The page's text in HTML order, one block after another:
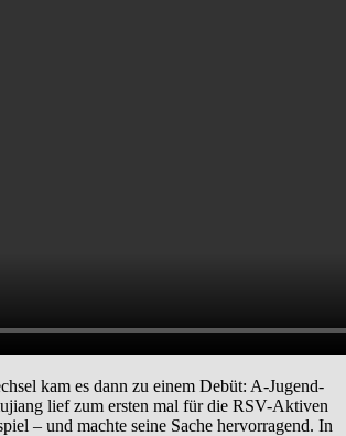
kam es dann zu einem Debüt: A-Jugend-
lief zum ersten mal für die RSV-Aktiven
– und machte seine Sache hervorragend. In